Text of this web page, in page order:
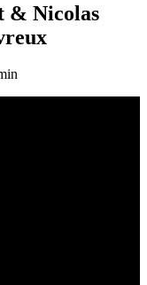
& Nicolas